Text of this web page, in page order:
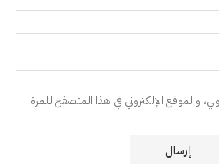
والموقع الإلكتروني في هذا المتصفح للمرة